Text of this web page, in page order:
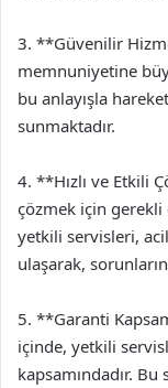
3. **Güvenilir
memnuniyetine
bu anlayışla
sunmaktadır.
4. **Hızlı ve Etkili
çözmek için
yetkili servisleri,
ulaşarak,
5. **Garanti
içinde, yetkili
kapsamındadır.